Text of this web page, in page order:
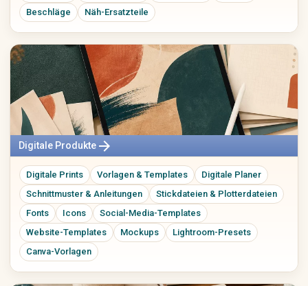
Beschläge
Näh-Ersatzteile
Digitale Produkte arrow_forward
Digitale Prints Vorlagen & Templates
Digitale Planer
Schnittmuster & Anleitungen
Stickdateien & Plotterdateien
Fonts
Icons
Social-Media-Templates
Website-Templates
Mockups
Lightroom-Presets
Canva-Vorlagen